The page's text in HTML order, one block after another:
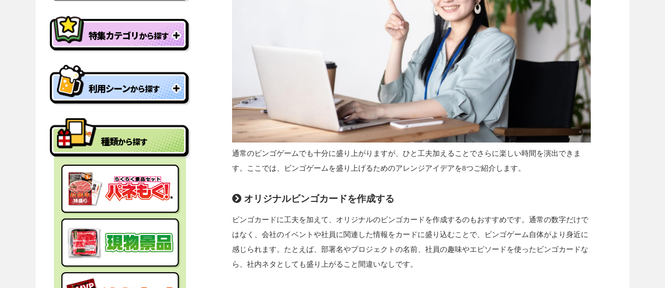
特集カテゴリから探す
型抜きパネル景品
一年分景品
参加賞・残念賞
スペシャルプライス
迷った時にはコレ！
盛り上げたい時はコレ！
面白・変わった景品
利用シーンから探す
ゴルフコンペの景品
ビンゴ景品
宴会の景品
社内表彰の景品
社内イベントの景品
種類から探す
通常のビンゴゲームでも十分に盛り上がりますが、ひと工夫加えることでさらに楽しい時間を演出できま
す。ここでは、ビンゴゲームを盛り上げるためのアレンジアイデアを8つご紹介します。
オリジナルビンゴカードを作成する
ビンゴカードに工夫を加えて、オリジナルのビンゴカードを作成するのもおすすめです。通常の数字だけで
はなく、会社のイベントや社員に関連した情報をカードに盛り込むことで、ビンゴゲーム自体がより身近に
感じられます。たとえば、部署名やプロジェクトの名前、社員の趣味やエピソードを使ったビンゴカードな
ら、社内ネタとしても盛り上がること間違いなしです。